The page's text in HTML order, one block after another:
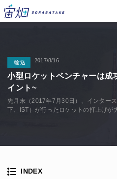
輸送 2017/8/16
小型ロケットベンチャーは成
イント~
先月末（2017年7月30日）、インター
下、IST）が行ったロケットの打上げが
INDEX